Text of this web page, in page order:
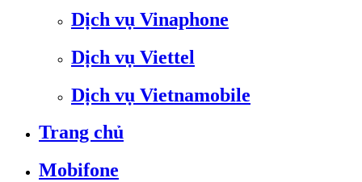
Dịch vụ Vinaphone
Dịch vụ Viettel
Dịch vụ Vietnamobile
Trang chủ
Mobifone